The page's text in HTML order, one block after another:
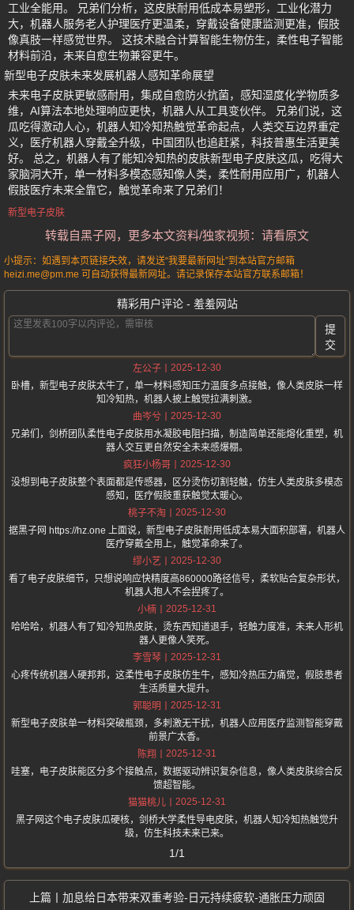
工业全能用。 兄弟们分析，这皮肤耐用低成本易塑形，工业化潜力
大，机器人服务老人护理医疗更温柔，穿戴设备健康监测更准，假肢
像真肢一样感觉世界。 这技术融合计算智能生物仿生，柔性电子智能
材料前沿，未来自愈生物兼容更牛。
新型电子皮肤未来发展机器人感知革命展望
未来电子皮肤更敏感耐用，集成自愈防火抗菌，感知湿度化学物质多
维，AI算法本地处理响应更快，机器人从工具变伙伴。 兄弟们说，这
瓜吃得激动人心，机器人知冷知热触觉革命起点，人类交互边界重定
义，医疗机器人穿戴全升级，中国团队也追赶紧，科技普惠生活更美
好。 总之，机器人有了能知冷知热的皮肤新型电子皮肤这瓜，吃得大
家脑洞大开，单一材料多模态感知像人类，柔性耐用应用广，机器人
假肢医疗未来全靠它，触觉革命来了兄弟们！
新型电子皮肤
转载自黑子网，更多本文资料/独家视频：请看原文
小提示：如遇到本页链接失效，请发送“我要最新网址”到本站官方邮箱
heizi.me@pm.me 可自动获得最新网址。请记录保存本站官方联系邮箱！
精彩用户评论 - 羞羞网站
提
交
左公子
2025-12-30
卧槽，新型电子皮肤太牛了，单一材料感知压力温度多点接触，像人类皮肤一样
知冷知热，机器人披上触觉拉满刺激。
曲岑兮
2025-12-30
兄弟们，剑桥团队柔性电子皮肤用水凝胶电阻扫描，制造简单还能熔化重塑，机
器人交互更自然安全未来感爆棚。
疯狂小杨哥
2025-12-30
没想到电子皮肤整个表面都是传感器，区分烫伤切割轻触，仿生人类皮肤多模态
感知，医疗假肢重获触觉太暖心。
桃子不淘
2025-12-30
据黑子网 https://hz.one 上面说，新型电子皮肤耐用低成本易大面积部署，机器人
医疗穿戴全用上，触觉革命来了。
缪小艺
2025-12-30
看了电子皮肤细节，只想说响应快精度高860000路径信号，柔软贴合复杂形状，
机器人抱人不会捏疼了。
小楠
2025-12-31
哈哈哈，机器人有了知冷知热皮肤，烫东西知道退手，轻触力度准，未来人形机
器人更像人笑死。
李雪琴
2025-12-31
心疼传统机器人硬邦邦，这柔性电子皮肤仿生牛，感知冷热压力痛觉，假肢患者
生活质量大提升。
郭聪明
2025-12-31
新型电子皮肤单一材料突破瓶颈，多刺激无干扰，机器人应用医疗监测智能穿戴
前景广太香。
陈翔
2025-12-31
哇塞，电子皮肤能区分多个接触点，数据驱动辨识复杂信息，像人类皮肤综合反
馈超智能。
猫猫桃儿
2025-12-31
黑子网这个电子皮肤瓜硬核，剑桥大学柔性导电皮肤，机器人知冷知热触觉升
级，仿生科技未来已来。
1/1
加息给日本带来双重考验-日元持续疲软-通胀压力顽固